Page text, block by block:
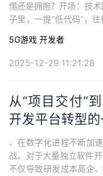
惕还是拥抱？开场：技
子里，一提“低代码”，
是“玩具”，只配做边缘应
非常具体且尖锐：性能
5G游戏 开发者
2025-12-29 11:21:28
从“项目交付”
开发平台转型
、在数字化进程不断加
战。对于大量独立软件
不仅导致研发成本高企